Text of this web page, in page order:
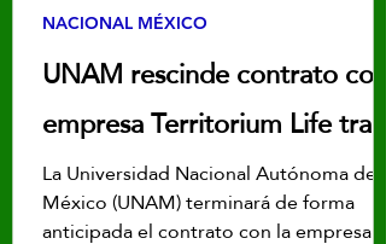
UNAM rescinde contrato con
empresa Territorium Life tras
crisis en el examen de ingreso
La Universidad Nacional Autónoma de
México (UNAM) terminará de forma
anticipada el contrato con la empresa
NACIONAL MÉXICO